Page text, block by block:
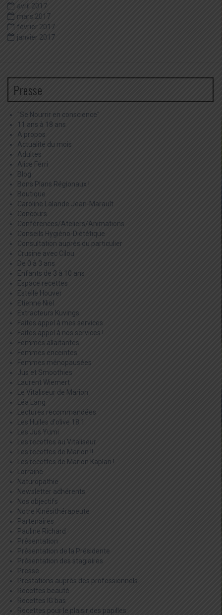
avril 2017
mars 2017
février 2017
janvier 2017
Presse
"Se Nourrir en conscience"
11 ans à 18 ans
A propos
Actualité du mois
Adultes
Alice Ferri
Blog
Bons Plans Régionaux !
Boutique
Caroline Lalande Jean-Marault
Concours
Conférences/Ateliers/Animations
Conseils Hygièno-Diététique
Consultation auprès du particulier
Crusine avec Cilou
De 0 à 3 ans
Enfants de 3 à 10 ans
Espace recettes
Estelle Houver
Etienne Niel
Extracteurs Kuvings
Faites appel à mes services
Faites appel à nos services !
Femmes allaitantes
Femmes enceintes
Femmes ménopausées
Jus et Smoothies
Laurent Wiemert
Le Vitaliseur de Marion
Léa Lang
Lectures recommandées
Les Huiles d'olive 18:1
Les Jus Yumi
Les recettes au Vitaliseur
Les recettes de Marion !!
Les recettes de Marion Kaplan !
Lorraine
Naturopathie
Newsletter adhérents
Nos objectifs
Notre Kinésithérapeute
Partenaires
Pauline Richard
Présentation
Présentation de la Présidente
Présentation des stagiaires
Presse
Prestations auprès des professionnels
Recettes beauté
Recettes IG bas
Recettes pour le plaisir des papilles